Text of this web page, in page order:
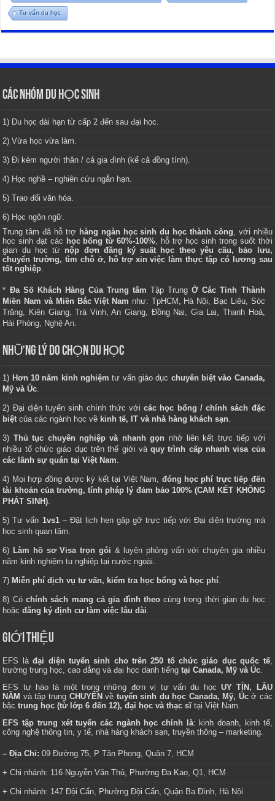
Tư vấn du học
CÁC NHÓM DU HỌC SINH
1) Du học dài hạn từ cấp 2 đến sau đại học.
2) Vừa học vừa làm.
3) Đi kèm người thân / cả gia đình (kể cả đồng tính).
4) Học nghề – nghiên cứu ngắn hạn.
5) Trao đổi văn hóa.
6) Học ngôn ngữ.
Trung tâm đã hỗ trợ hàng ngàn học sinh du học thành công, với nhiều
học sinh đạt các học bổng từ 60%-100%, hỗ trợ học sinh trong suốt thời
gian du học từ nộp đơn đăng ký suất học theo yêu cầu, bảo lưu,
chuyển trường, tìm chỗ ở, hỗ trợ xin việc làm thực tập có lương sau
tốt nghiệp.
* Đa Số Khách Hàng Của Trung tâm Tập TrungỞ Các Tỉnh Thành
Miền Nam và Miền Bắc Việt Nam như: TpHCM, Hà Nội, Bạc Liêu, Sóc
Trăng, Kiên Giang, Trà Vinh, An Giang, Đồng Nai, Gia Lai, Thanh Hoá,
Hải Phòng, Nghệ An.
NHỮNG LÝ DO CHỌN DU HỌC
1) Hơn 10 năm kinh nghiệm tư vấn giáo dục chuyên biệt vào Canada,
Mỹ và Úc.
2) Đại diện tuyển sinh chính thức vớicác học bổng / chính sách đặc
biệt của các ngành học về kinh tế, IT và nhà hàng khách sạn.
3) Thủ tục chuyên nghiệp và nhanh gọn nhờ liên kết trực tiếp với
nhiều tổ chức giáo dục trên thế giới vàquy trình cấp nhanh visa của
các lãnh sự quán tại Việt Nam.
4) Mọi hợp đồng được ký kết tại Việt Nam, đóng học phí trực tiếp đến
tài khoản của trường, tính pháp lý đảm bảo 100% (CAM KẾT KHÔNG
PHÁT SINH).
5) Tư vấn 1vs1– Đặt lịch hẹn gặp gỡ trực tiếp với Đại diện trường mà
học sinh quan tâm.
6) Làm hồ sơ Visa trọn gói & luyện phỏng vấn với chuyên gia nhiều
năm kinh nghiệm tu nghiệp tại nước ngoài.
7) Miễn phí dịch vụ tư vấn, kiểm tra học bổng và học phí.
8) Cóchính sách mang cả gia đình theocùng trong thời gian du học
hoặcđăng ký định cư làm việc lâu dài.
GIỚI THIỆU
EFS làđại diện tuyển sinh cho trên 250 tổ chức giáo dục quốc tế,
trường trung học, cao đẳng và đại học danh tiếng tại Canada, Mỹ và Úc.
EFS tự hào là một trong những đơn vị tư vấn du học UY TÍN, LÂU
NĂM và tập trung CHUYÊN về tuyển sinh du học Canada, Mỹ, Úcở các
bậctrung học (từ lớp 6 đến 12), đại học và thạc sĩtại Việt Nam.
EFS tập trung xét tuyển các ngành học chính là: kinh doanh, kinh tế,
công nghệ thông tin, y tế, nhà hàng khách sạn, truyền thông – marketing.
– Địa Chỉ: 09 Đường 75, P Tân Phong, Quận 7, HCM
+ Chi nhánh: 116 Nguyễn Văn Thủ, Phường Đa Kao, Q1, HCM
+ Chi nhánh: 147 Đội Cấn, Phường Đội Cấn, Quận Ba Đình, Hà Nội